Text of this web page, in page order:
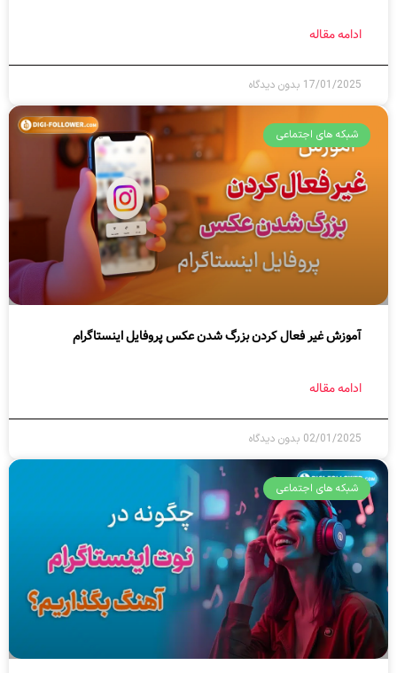
ادامه مقاله
17/01/2025 بدون دیدگاه
شبکه های اجتماعی
آموزش غیر فعال کردن بزرگ شدن عکس پروفایل اینستاگرام
ادامه مقاله
02/01/2025 بدون دیدگاه
شبکه های اجتماعی